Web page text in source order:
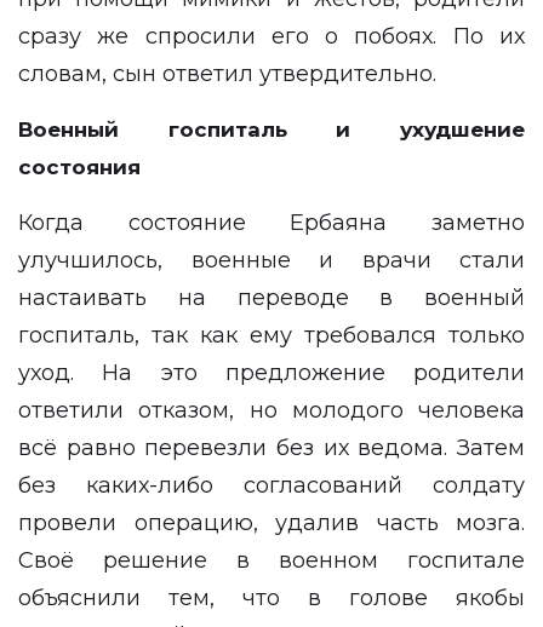
сразу же спросили его о побоях. По их
словам, сын ответил утвердительно.
Военный госпиталь и ухудшение
состояния
Когда состояние Ербаяна заметно
улучшилось, военные и врачи стали
настаивать на переводе в военный
госпиталь, так как ему требовался только
уход. На это предложение родители
ответили отказом, но молодого человека
всё равно перевезли без их ведома. Затем
без каких-либо согласований солдату
провели операцию, удалив часть мозга.
Своё решение в военном госпитале
объяснили тем, что в голове якобы